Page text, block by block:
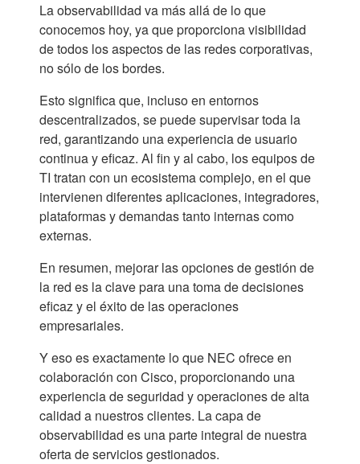
La observabilidad va más allá de lo que
conocemos hoy, ya que proporciona visibilidad
de todos los aspectos de las redes corporativas,
no sólo de los bordes.
Esto significa que, incluso en entornos
descentralizados, se puede supervisar toda la
red, garantizando una experiencia de usuario
continua y eficaz. Al fin y al cabo, los equipos de
TI tratan con un ecosistema complejo, en el que
intervienen diferentes aplicaciones, integradores,
plataformas y demandas tanto internas como
externas.
En resumen, mejorar las opciones de gestión de
la red es la clave para una toma de decisiones
eficaz y el éxito de las operaciones
empresariales.
Y eso es exactamente lo que NEC ofrece en
colaboración con Cisco, proporcionando una
experiencia de seguridad y operaciones de alta
calidad a nuestros clientes. La capa de
observabilidad es una parte integral de nuestra
oferta de servicios gestionados.